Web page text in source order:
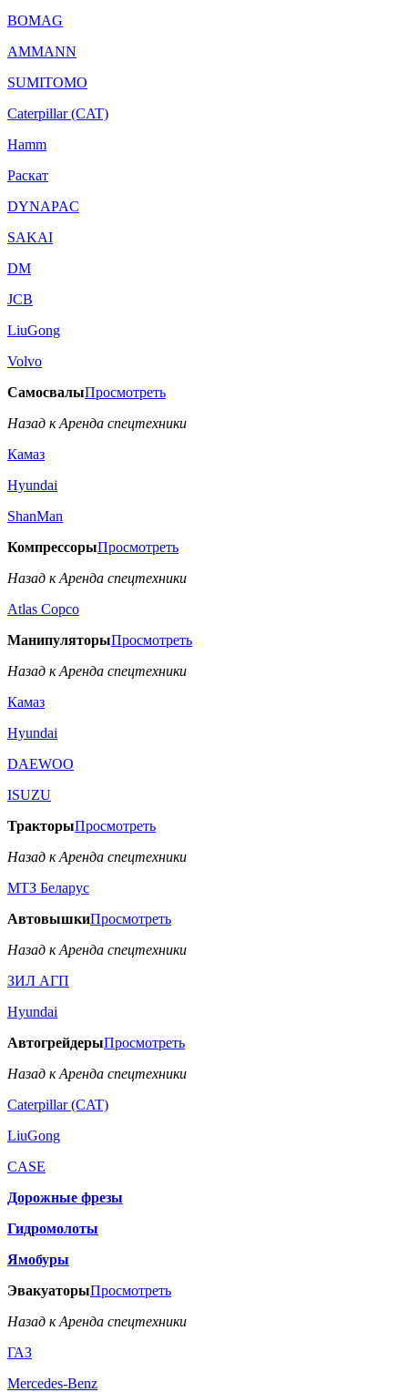
BOMAG
AMMANN
SUMITOMO
Caterpillar (CAT)
Hamm
Раскат
DYNAPAC
SAKAI
DM
JCB
LiuGong
Volvo
СамосвалыПросмотреть
Назад к Аренда спецтехники
Камаз
Hyundai
ShanMan
КомпрессорыПросмотреть
Назад к Аренда спецтехники
Аtlas Copco
МанипуляторыПросмотреть
Назад к Аренда спецтехники
Камаз
Hyundai
DAEWOO
ISUZU
ТракторыПросмотреть
Назад к Аренда спецтехники
МТЗ Беларус
АвтовышкиПросмотреть
Назад к Аренда спецтехники
ЗИЛ АГП
Hyundai
АвтогрейдерыПросмотреть
Назад к Аренда спецтехники
Caterpillar (CAT)
LiuGong
CASE
Дорожные фрезы
Гидромолоты
Ямобуры
ЭвакуаторыПросмотреть
Назад к Аренда спецтехники
ГАЗ
Mercedes-Benz